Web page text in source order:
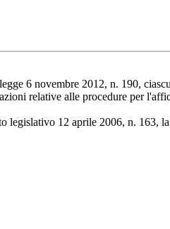
6 novembre 2012, n. 190,
relative alle procedure per
legislativo 12 aprile 2006, n. 163,